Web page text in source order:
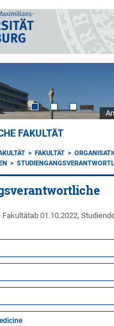
FAKULTÄT
FAKULTÄT
01.10.2022,